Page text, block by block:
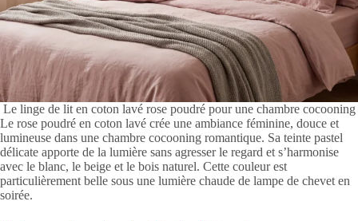
Le linge de lit en coton lavé rose poudré pour une chambre cocooning
Le rose poudré en coton lavé crée une ambiance féminine, douce et
lumineuse dans une chambre cocooning romantique. Sa teinte pastel
délicate apporte de la lumière sans agresser le regard et s’harmonise
avec le blanc, le beige et le bois naturel. Cette couleur est
particulièrement belle sous une lumière chaude de lampe de chevet en
soirée.